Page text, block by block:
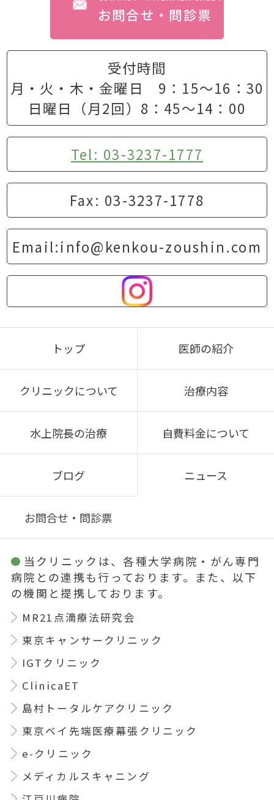
お問合せ・問診票
受付時間
月・火・木・金曜日 9：15〜16：30
日曜日（月2回）8：45〜14：00
Tel: 03-3237-1777
Fax: 03-3237-1778
Email:info@kenkou-zoushin.com
トップ 医師の紹介
クリニックについて 治療内容
水上院長の治療 自費料金について
ブログ ニュース
お問合せ・問診票
当クリニックは、各種大学病院・がん専門
病院との連携も行っております。また、以下
の機関と提携しております。
MR21点滴療法研究会
東京キャンサークリニック
IGTクリニック
ClinicaET
島村トータルケアクリニック
東京ベイ先端医療幕張クリニック
e-クリニック
メディカルスキャニング